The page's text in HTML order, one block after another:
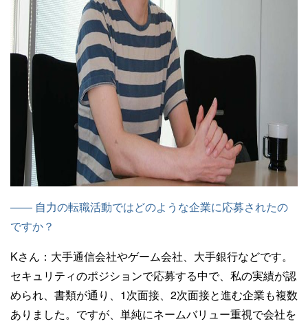
—— 自力の転職活動ではどのような企業に応募されたの
ですか？
Kさん： 大手通信会社やゲーム会社、大手銀行などです。
セキュリティのポジションで応募する中で、私の実績が認
められ、書類が通り、1次面接、2次面接と進む企業も複数
ありました。ですが、単純にネームバリュー重視で会社を